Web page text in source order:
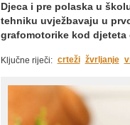
Djeca i pre polaska u
tehniku uvježbavaju u
grafomotorike kod djeteta
Ključne riječi: crteži žvrljanje